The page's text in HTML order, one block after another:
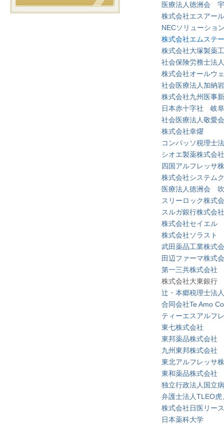
医療法人徳洲会
株式会社エスアー
NECソリューショ
株式会社エムステ
株式会社大塚製薬
社会保険労務士法
株式会社オールウ
社会医療法人加納岩
株式会社九州医事
日本赤十字社 岐
社会医療法人敬愛会
株式会社幸燿
コンパッソ税理士
シオエ製薬株式会社
四国アルフレッサ
株式会社システム
医療法人徳洲会
スリーロック株式
スルガ銀行株式会社
株式会社セイエル
株式会社ソラスト
武田薬品工業株式
田辺ファーマ株式
第一三共株式会社
株式会社大東銀行
辻・本郷税理士法人
合同会社Te Amo
ティーエスアルフ
東七株式会社
東邦薬品株式会社
九州東邦株式会社
東北アルフレッサ
東和薬品株式会社
独立行政法人国立
弁護士法人TLEO
株式会社日医リース
日本薬科大学